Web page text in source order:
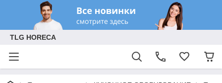
TLG HORECA